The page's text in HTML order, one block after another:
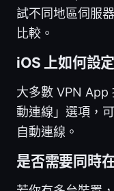
試不同地區伺服
比較。
iOS 上如何設
大多數 VPN App
動連線」選項，
自動連線。
是否需要同時